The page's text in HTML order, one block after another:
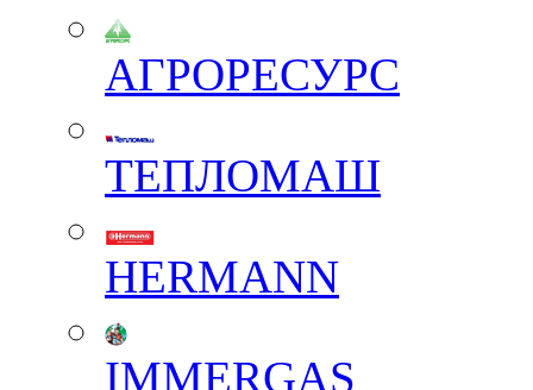
АГРОРЕСУРС
ТЕПЛОМАШ
HERMANN
IMMERGAS